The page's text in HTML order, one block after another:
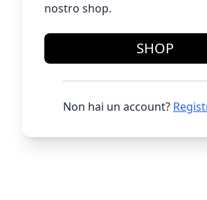
nostro shop.
SHOP
Non hai un account?